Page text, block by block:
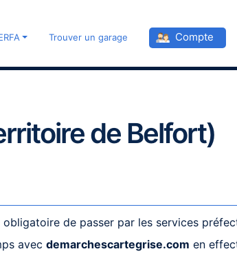
Trouver un garage Compte
de Belfort)
obligatoire de passer par les services
avec demarchescartegrise.com en